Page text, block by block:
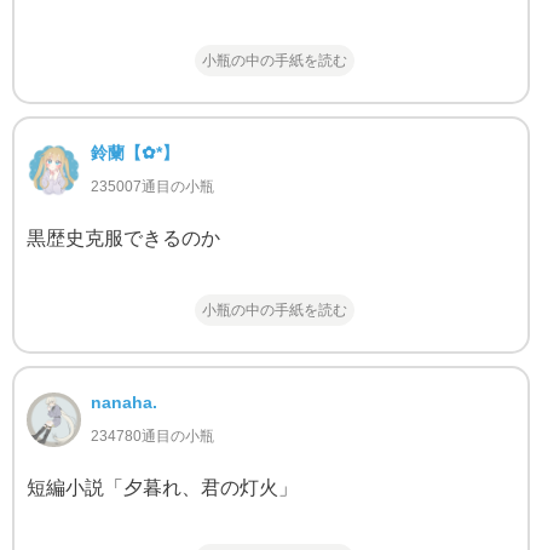
小瓶の中の手紙を読む
鈴蘭‬【✿*】
235007通目の小瓶
黒歴史克服できるのか
小瓶の中の手紙を読む
nanaha.
234780通目の小瓶
短編小説「夕暮れ、君の灯火」